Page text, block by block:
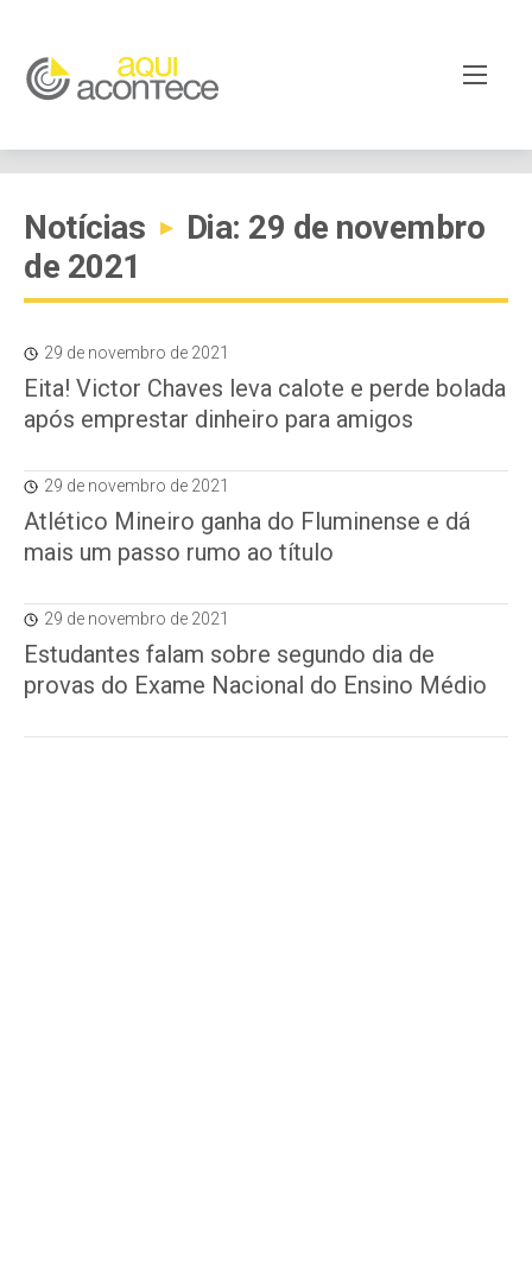
Notícias ▸
Dia: 29 de novembro
de 2021
29 de novembro de 2021
Eita! Victor Chaves leva calote e perde bolada
após emprestar dinheiro para amigos
29 de novembro de 2021
Atlético Mineiro ganha do Fluminense e dá
mais um passo rumo ao título
29 de novembro de 2021
Estudantes falam sobre segundo dia de
provas do Exame Nacional do Ensino Médio